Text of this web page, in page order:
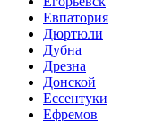
Евпатория
Дюртюли
Дубна
Дрезна
Донской
Ессентуки
Ефремов